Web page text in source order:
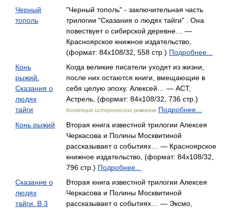
Черный
тополь
"Черный тополь" - заключительная часть
трилогии "Сказания о людях тайги" . Она
повествует о сибирской деревне… —
Красноярское книжное издательство,
(формат: 84x108/32, 558 стр.) Подробнее...
Конь
рыжий.
Сказания о
людях
тайги
Когда великие писатели уходят из жизни,
после них остаются книги, вмещающие в
себя целую эпоху. Алексей… — АСТ,
Астрель, (формат: 84x108/32, 736 стр.)
Коллекция исторических романов Подробнее...
Конь рыжий
Вторая книга известной трилогии Алексея
Черкасова и Полины Москвитиной
рассказывает о событиях… — Красноярское
книжное издательство, (формат: 84x108/32,
796 стр.) Подробнее...
Сказание о
людях
тайги. В 3
Вторая книга известной трилогии Алексея
Черкасова и Полины Москвитиной
рассказывает о событиях… — Эксмо,